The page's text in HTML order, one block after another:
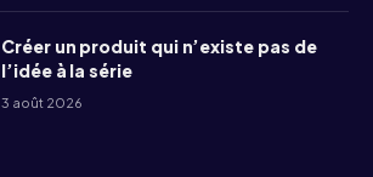
Créer un produit qui n’existe pas de
l’idée à la série
3 août 2026